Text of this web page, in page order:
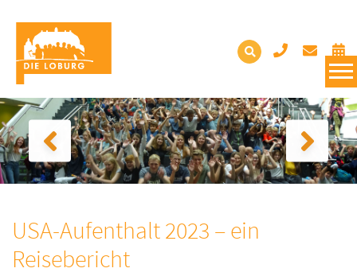
USA-Aufenthalt 2023 – ein
Reisebericht